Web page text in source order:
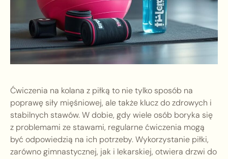
Ćwiczenia na kolana z piłką to nie tylko sposób na
poprawę siły mięśniowej, ale także klucz do zdrowych i
stabilnych stawów. W dobie, gdy wiele osób boryka się
z problemami ze stawami, regularne ćwiczenia mogą
być odpowiedzią na ich potrzeby. Wykorzystanie piłki,
zarówno gimnastycznej, jak i lekarskiej, otwiera drzwi do